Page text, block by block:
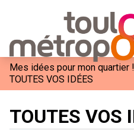
Mes idées pour mon quartier
TOUTES VOS IDÉES
TOUTES VOS